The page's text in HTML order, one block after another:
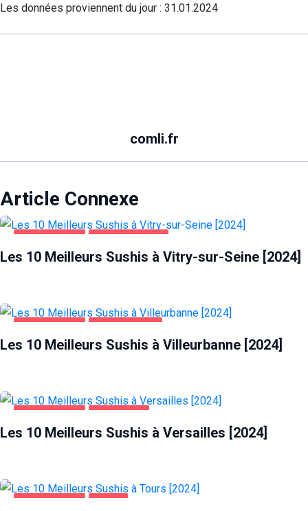
Les données proviennent du jour : 31.01.2024
comli.fr
Article Connexe
Les 10 Meilleurs Sushis à Vitry-sur-Seine [2024]
Les 10 Meilleurs Sushis à Villeurbanne [2024]
Les 10 Meilleurs Sushis à Versailles [2024]